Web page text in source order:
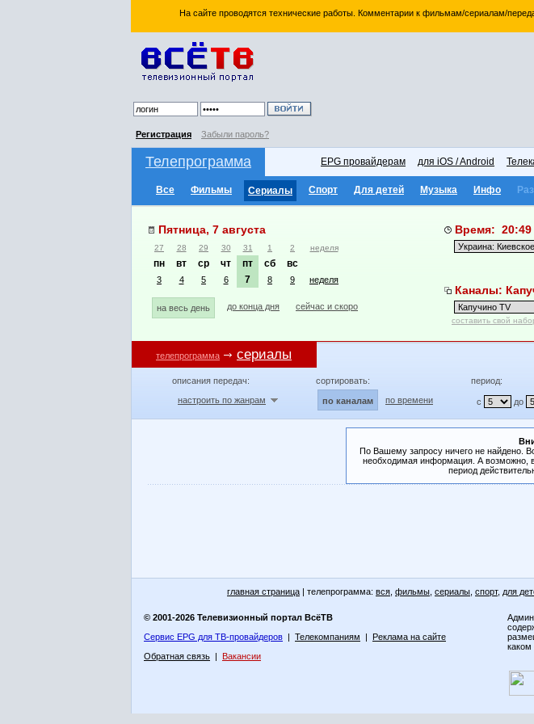
На сайте проводятся технические работы. Комментарии к фильмам/сериалам/
Регистрация Забыли пароль?
Телепрограмма EPG провайдерам для iOS / Android
Все Фильмы Сериалы Спорт Для детей Музыка Инфо
Пятница, 7 августа
27 28 29 30 31 1 2 неделя
пн вт ср чт пт сб вс
3 4 5 6 7 8 9 неделя
на весь день до конца дня сейчас и скоро
Время: 20:49
Каналы:
составить свой
телепрограмма сериалы
описания передач:
настроить по жанрам
сортировать:
по каналам по времени
период:
с до
По Вашему запросу ничего не найдено.
необходимая информация. А возможно,
период
главная страница | телепрограмма: вся фильмы сериалы спорт, для
© 2001-2026 Телевизионный портал ВсёТВ
Сервис EPG для ТВ-провайдеров | Телекомпаниям | Реклама на сайте
Обратная связь | Вакансии
каком